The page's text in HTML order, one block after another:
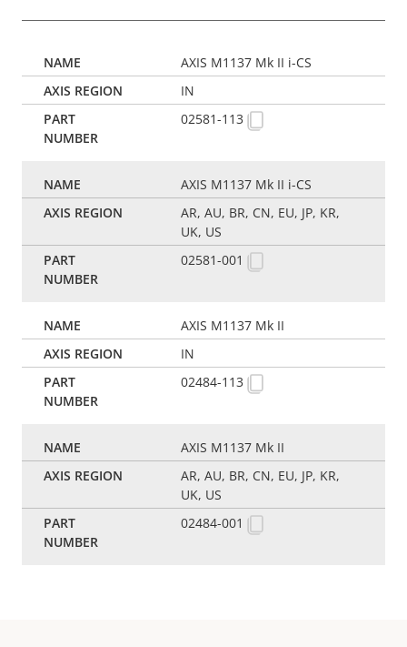
AXIS M1137 Mk II i-CS
IN
02581-113
AXIS M1137 Mk II i-CS
AR, AU, BR, CN, EU, JP, KR,
UK, US
02581-001
AXIS M1137 Mk II
IN
02484-113
AXIS M1137 Mk II
AR, AU, BR, CN, EU, JP, KR,
UK, US
02484-001